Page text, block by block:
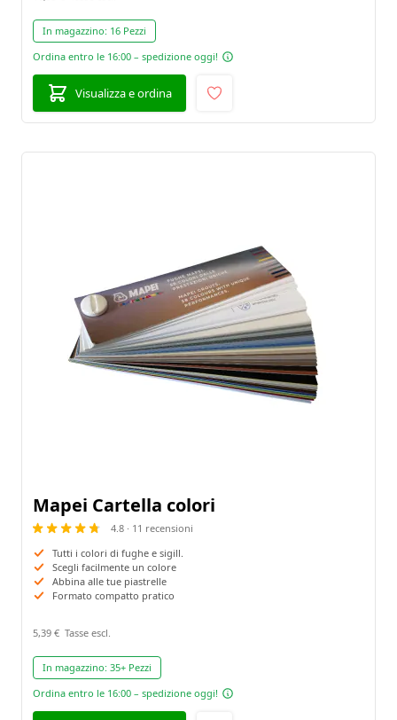
In magazzino: 16 Pezzi
Ordina entro le 16:00 – spedizione oggi!
Visualizza e ordina
Mapei Cartella colori
4.8 · 11 recensioni
Tutti i colori di fughe e sigill.
Scegli facilmente un colore
Abbina alle tue piastrelle
Formato compatto pratico
5,39 €
In magazzino: 35+ Pezzi
Ordina entro le 16:00 – spedizione oggi!